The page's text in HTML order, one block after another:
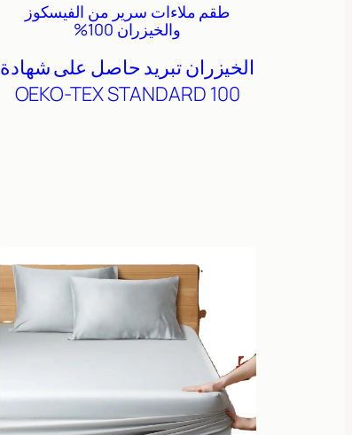
طقم ملاءات سرير من الفيسكوز
والخيزران 100%
الخيزرانتبريد حاصل على شهادة
OEKO-TEX STANDARD 100